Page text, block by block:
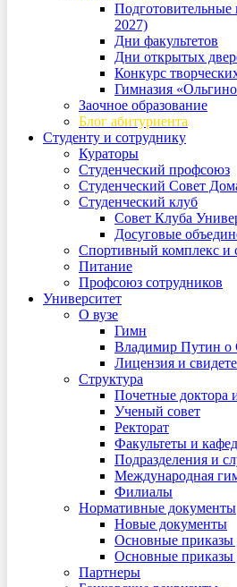
2027)
Дни факультетов
Дни открытых
Конкурс
Гимназия
Заочное образование
Блог абитуриента
Студенту и сотруднику
Кураторы
Студенческий профсоюз
Студенческий Совет
Студенческий клуб
Совет Клуба
Досуговые
Спортивный комплекс и
Питание
Профсоюз сотрудников
Университет
О вузе
Гимн
Владимир Путин
Лицензия и
Структура
Почетные доктора
Ученый совет
Ректорат
Факультеты и
Подразделения и
Международная
Филиалы
Нормативные документы
Новые документы
Основные приказы
Основные приказы
Партнеры